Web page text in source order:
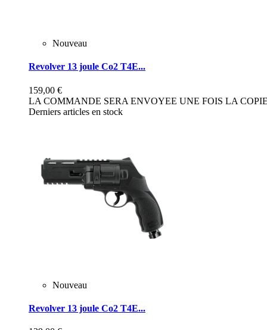
Nouveau
Revolver 13 joule Co2 T4E...
159,00 €
LA COMMANDE SERA ENVOYEE UNE FOIS LA
Derniers articles en stock
Nouveau
Revolver 13 joule Co2 T4E...